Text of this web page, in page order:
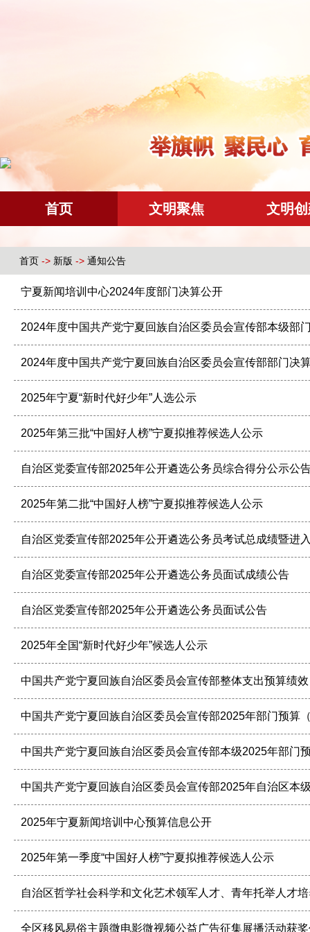
首页 文明聚焦 文明
首页 -> 新版 -> 通知公告
宁夏新闻培训中心2024年度部门决算公开
2024年度中国共产党宁夏回族自治区委员会宣传部本级部
2024年度中国共产党宁夏回族自治区委员会宣传部部门决
2025年宁夏“新时代好少年”人选公示
2025年第三批“中国好人榜”宁夏拟推荐候选人公示
自治区党委宣传部2025年公开遴选公务员综合得分公示公
2025年第二批“中国好人榜”宁夏拟推荐候选人公示
自治区党委宣传部2025年公开遴选公务员考试总成绩暨进
自治区党委宣传部2025年公开遴选公务员面试成绩公告
自治区党委宣传部2025年公开遴选公务员面试公告
2025年全国“新时代好少年”候选人公示
中国共产党宁夏回族自治区委员会宣传部整体支出预算绩
中国共产党宁夏回族自治区委员会宣传部2025年部门预算
中国共产党宁夏回族自治区委员会宣传部本级2025年部门
中国共产党宁夏回族自治区委员会宣传部2025年自治区本
2025年宁夏新闻培训中心预算信息公开
2025年第一季度“中国好人榜”宁夏拟推荐候选人公示
自治区哲学社会科学和文化艺术领军人才、青年托举人才
全区移风易俗主题微电影微视频公益广告征集展播活动获